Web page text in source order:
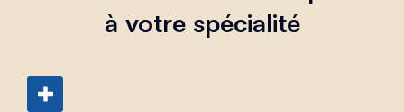
à votre spécialité